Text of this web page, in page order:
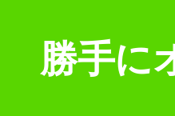
勝手に